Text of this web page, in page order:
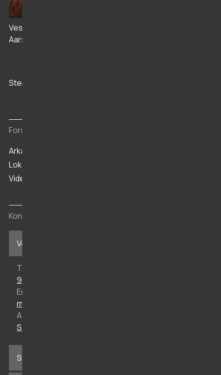
Vesthimmerlands Museum i
Aars
Stenaldercenter Ertebølle
Forskning og arkiv
Arkæologi
Lokalhistorisk Arkiv
Viden
Kontakt
Vesthimmerlands Museum i Aars
Telefon
98 62 35 77
Email
mail@vmus.dk
Adresse
Søndergade 44, 9600 Aars
Stenaldercenter Ertebølle